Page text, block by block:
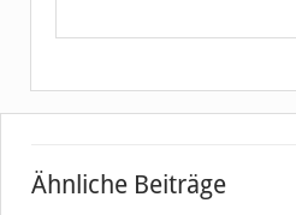
Ähnliche Beiträge